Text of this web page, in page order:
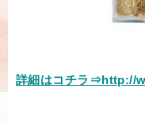
詳細はコチラ⇒http://